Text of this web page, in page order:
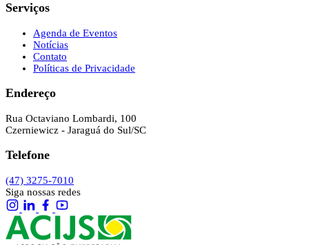
Serviços
Agenda de Eventos
Notícias
Contato
Políticas de Privacidade
Endereço
Rua Octaviano Lombardi, 100
Czerniewicz - Jaraguá do Sul/SC
Telefone
(47) 3275-7010
Siga nossas redes